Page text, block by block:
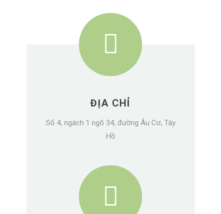
ĐỊA CHỈ
Số 4, ngách 1 ngõ 34, đường Âu Cơ, Tây
Hồ